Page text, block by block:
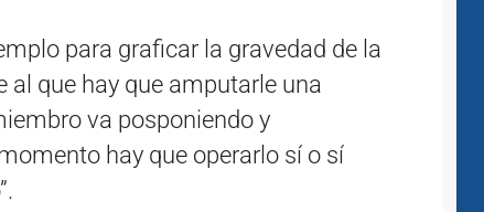
para graficar la gravedad de la
al que hay que amputarle una
va posponiendo y
hay que operarlo sí o sí